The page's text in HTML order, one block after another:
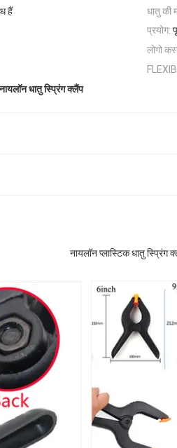
हैं धातु की
प्रयोग:
लोगो
नायलॉन धातु स्प्रिंग क्लैंप
नायलॉन प्लास्टिक धातु